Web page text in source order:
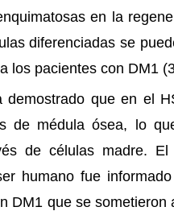
en la
diferenciadas se
los pacientes con DM1
demostrado que en el
de médula ósea, lo
de células madre.
humano fue
DM1 que se